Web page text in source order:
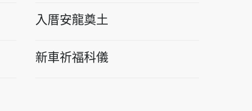
入厝安龍奠土
新車祈福科儀